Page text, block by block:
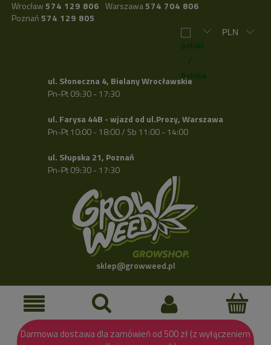
Wrocław 574 129 806 Warszawa574 704 806
Poznań 574 129 805
ul. Słoneczna 4, Bielany Wrocławskie
Pn-Pt 09:30 - 17:30
ul. Farysa 44B - wjazd od ul.Prozy, Warszawa
Pn-Pt 10:00 - 18:00 / Sb 11:00 - 14:00
ul. Słupska 21, Poznań
Pn-Pt 09:30 - 17:30
sklep@growweed.pl
Darmowa dostawa dla zamówień od 500 zł (z wyłączeniem